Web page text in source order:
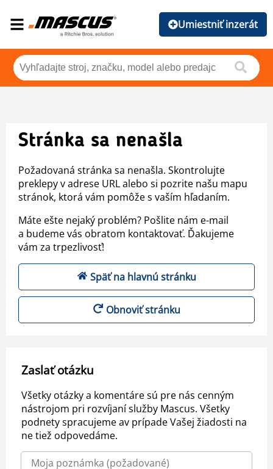
Umiestniť inzerát
Stránka sa nenašla
Požadovaná stránka sa nenašla. Skontrolujte
preklepy v adrese URL alebo si pozrite našu mapu
stránok, ktorá vám pomôže s vaším hľadaním.
Máte ešte nejaký problém? Pošlite nám e-mail
a budeme vás obratom kontaktovať. Ďakujeme
vám za trpezlivosť!
Späť na hlavnú stránku
Obnoviť stránku
Zaslať otázku
Všetky otázky a komentáre sú pre nás cenným
nástrojom pri rozvíjaní služby Mascus. Všetky
podnety spracujeme av prípade Vašej žiadosti na
ne tiež odpovedáme.